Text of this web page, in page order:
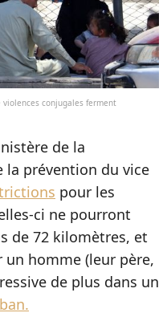
conjugales ferment
de la
la prévention du vice
pour les
ci ne pourront
de 72 kilomètres, et
homme (leur père,
de plus dans un